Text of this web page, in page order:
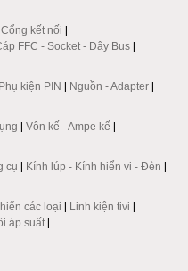
kết nối |
FFC - Socket - Dây Bus |
kiện PIN | Nguồn - Adapter |
| Vôn kế - Ampe kế |
cụ | Kính lúp - Kính hiển vi - Đèn |
các loại | Linh kiện tivi |
áp suất |